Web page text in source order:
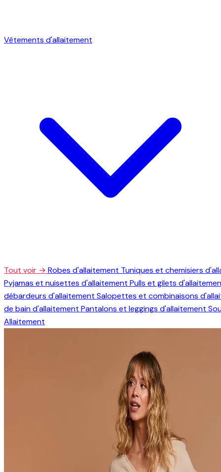
Vêtements d'allaitement
Tout voir → Robes d'allaitement Tuniques et chemisiers
Pyjamas et nuisettes d'allaitement Pulls et gilets
débardeurs d'allaitement Salopettes et combinaisons
de bain d'allaitement Pantalons et leggings d'allaitement
Allaitement